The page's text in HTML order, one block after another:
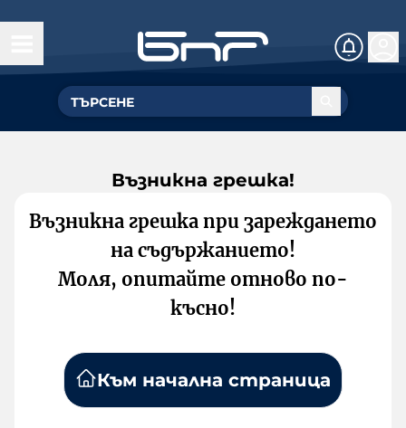
Възникна грешка!
Възникна грешка при зареждането
на съдържанието!
Моля, опитайте отново по-
късно!
Към начална страница